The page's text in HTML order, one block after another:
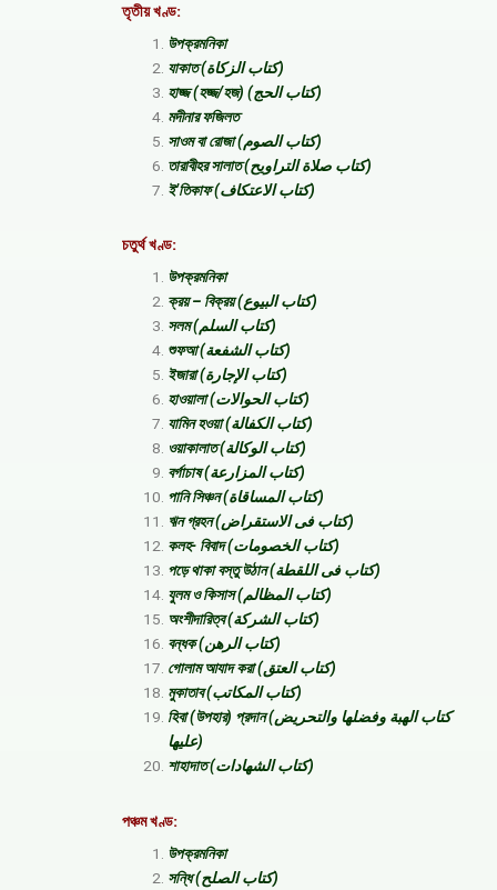
তৃতীয় খণ্ড:
উপক্রমনিকা
যাকাত (كتاب الزكاة)
হাজ্জ (হজ্জ/হজ) (كتاب الحج)
মদীনার ফজিলত
সাওম বা রোজা (كتاب الصوم)
তারাবীহর সালাত (كتاب صلاة التراويح)
ই’তিকাফ (كتاب الاعتكاف)
চতুর্থ খণ্ড:
উপক্রমনিকা
ক্রয় – বিক্রয় (كتاب البيوع)
সলম (كتاب السلم)
শুফআ (كتاب الشفعة)
ইজারা (كتاب الإجارة)
হাওয়ালা (كتاب الحوالات)
যামিন হওয়া (كتاب الكفالة)
ওয়াকালাত (كتاب الوكالة)
বর্গাচাষ (كتاب المزارعة)
পানি সিঞ্চন (كتاب المساقاة)
ঋন গ্রহন (كتاب فى الاستقراض)
কলহ- বিবাদ (كتاب الخصومات)
পড়ে থাকা বস্তু উঠান (كتاب فى اللقطة)
যুলম ও কিসাস (كتاب المظالم)
অংশীদারিত্ব (كتاب الشركة)
বন্ধক (كتاب الرهن)
গোলাম আযাদ করা (كتاب العتق)
মুকাতাব (كتاب المكاتب)
হিবা (উপহার) প্রদান (كتاب الهبة وفضلها والتحريض
عليها)
শাহাদাত (كتاب الشهادات)
পঞ্চম খণ্ড:
উপক্রমনিকা
সন্ধি (كتاب الصلح)